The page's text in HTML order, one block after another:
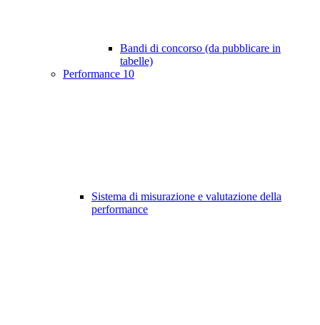
Bandi di concorso (da pubblicare in
tabelle)
Performance 10
Sistema di misurazione e valutazione della
performance